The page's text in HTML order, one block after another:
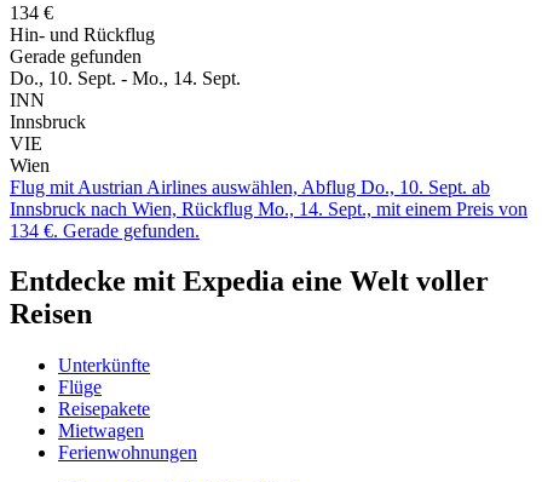
134 €
Hin- und Rückflug
Gerade gefunden
Do., 10. Sept. - Mo., 14. Sept.
INN
Innsbruck
VIE
Wien
Flug mit Austrian Airlines auswählen, Abflug Do., 10. Sept. ab
Innsbruck nach Wien, Rückflug Mo., 14. Sept., mit einem Preis von
134 €. Gerade gefunden.
Entdecke mit Expedia eine Welt voller
Reisen
Unterkünfte
Flüge
Reisepakete
Mietwagen
Ferienwohnungen